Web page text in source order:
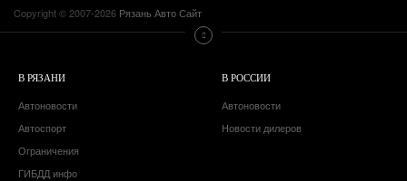
Copyright © 2007-2026 Рязань Авто Сайт
В РЯЗАНИ
Автоновости
Автоспорт
Ограничения
ГИБДД инфо
В РОССИИ
Автоновости
Новости дилеров